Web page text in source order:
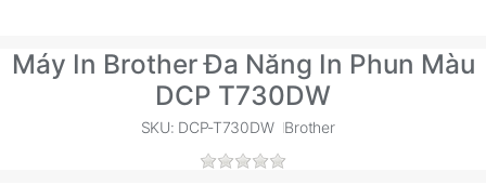
Máy In Brother Đa Năng In Phun Màu
DCP T730DW
SKU: DCP-T730DW Brother